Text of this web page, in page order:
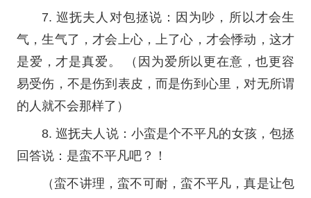
7. 巡抚夫人对包拯说：因为吵，所以才会生
气，生气了，才会上心，上了心，才会悸动，这才
是爱，才是真爱。 （因为爱所以更在意，也更容
易受伤，不是伤到表皮，而是伤到心里，对无所谓
的人就不会那样了）
8. 巡抚夫人说：小蛮是个不平凡的女孩，包拯
回答说：是蛮不平凡吧？！
（蛮不讲理，蛮不可耐，蛮不平凡，真是让包